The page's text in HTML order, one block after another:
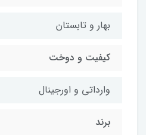
بهار و تابستان
کیفیت و دوخت
وارداتی و اورجینال
برند